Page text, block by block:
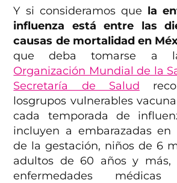
Y si consideramos que la
influenza está entre las
causas de mortalidad en
que deba tomarse a
Organización Mundial de la
Secretaría de Salud
losgrupos vulnerables
cada temporada de
incluyen a embarazadas en
de la gestación, niños de 6
adultos de 60 años y más,
enfermedades